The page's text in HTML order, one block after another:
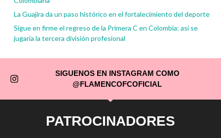
La Guajira da un paso histórico en el fortalecimiento del deporte
Sigue en firme el regreso de la Primera C en Colombia: así se
jugaría la tercera división profesional
SIGUENOS EN INSTAGRAM COMO
@FLAMENCOFCOFICIAL
PATROCINADORES